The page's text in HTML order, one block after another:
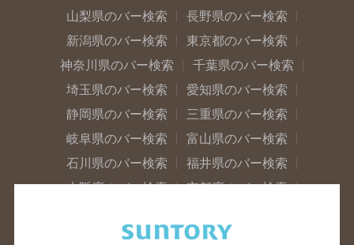
山梨県のバー検索
長野県のバー検索
新潟県のバー検索
東京都のバー検索
神奈川県のバー検索
千葉県のバー検索
埼玉県のバー検索
愛知県のバー検索
静岡県のバー検索
三重県のバー検索
岐阜県のバー検索
富山県のバー検索
石川県のバー検索
福井県のバー検索
大阪府のバー検索
京都府のバー検索
滋賀県のバー検索
和歌山県のバー検索